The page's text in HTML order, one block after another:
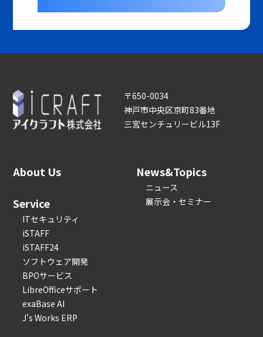
〒650-0034
神戸市中央区京町83番地
三宮センチュリービル13F
About Us
Service
ITセキュリティ
iSTAFF
iSTAFF24
ソフトウェア開発
BPOサービス
LibreOfficeサポート
exaBase AI
J's Works ERP
News&Topics
ニュース
展示会・セミナー